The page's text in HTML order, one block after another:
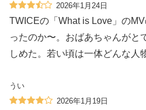
2026年1月24日
TWICEの「What is Love」の
ったのか〜。おばあちゃんがと
しめた。若い頃は一体どんな人
うい
2026年1月19日